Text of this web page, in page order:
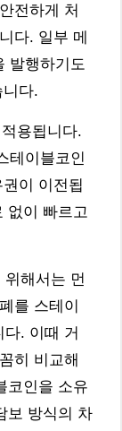
전하게 처
다. 일부 메
발행하기도
다.
용됩니다.
테이블코인
이 이전됩
없이 빠르고
해서는 먼
를 스테이
. 이때 거
히 비교해
코인을 소유
보 방식의 차